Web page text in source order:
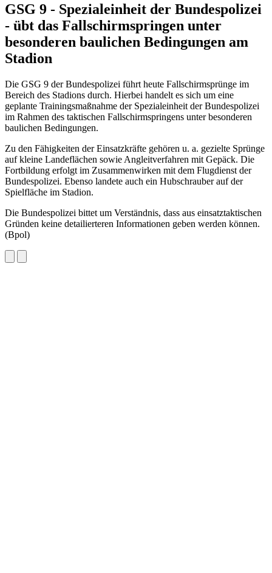
GSG 9 - Spezialeinheit der Bundespolizei
- übt das Fallschirmspringen unter
besonderen baulichen Bedingungen am
Stadion
Die GSG 9 der Bundespolizei führt heute Fallschirmsprünge im
Bereich des Stadions durch. Hierbei handelt es sich um eine
geplante Trainingsmaßnahme der Spezialeinheit der Bundespolizei
im Rahmen des taktischen Fallschirmspringens unter besonderen
baulichen Bedingungen.
Zu den Fähigkeiten der Einsatzkräfte gehören u. a. gezielte Sprünge
auf kleine Landeflächen sowie Angleitverfahren mit Gepäck. Die
Fortbildung erfolgt im Zusammenwirken mit dem Flugdienst der
Bundespolizei. Ebenso landete auch ein Hubschrauber auf der
Spielfläche im Stadion.
Die Bundespolizei bittet um Verständnis, dass aus einsatztaktischen
Gründen keine detailierteren Informationen geben werden können.
(Bpol)